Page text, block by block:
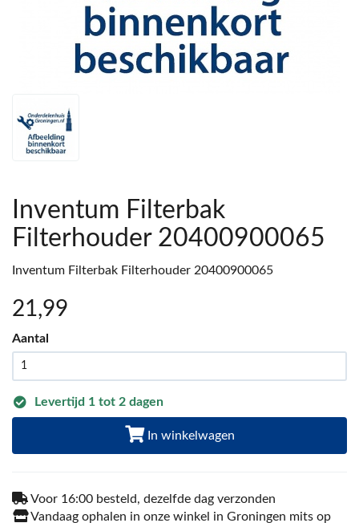
Inventum Filterbak
Filterhouder 20400900065
Inventum Filterbak Filterhouder 20400900065
21 ,99
Aantal
Levertijd 1 tot 2 dagen
In winkelwagen
Voor 16:00 besteld, dezelfde dag verzonden
Vandaag ophalen in onze winkel in Groningen mits op